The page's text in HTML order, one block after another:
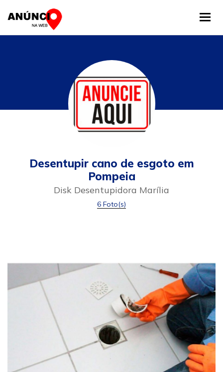
Desentupir cano de esgoto em
Pompeia
Disk Desentupidora Marília
6 Foto(s)